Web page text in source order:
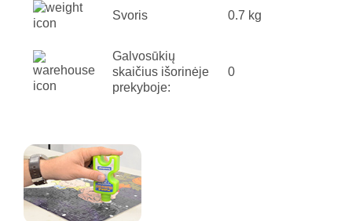
Svoris 0.7 kg
Galvosūkių
skaičius išorinėje
prekyboje:
0